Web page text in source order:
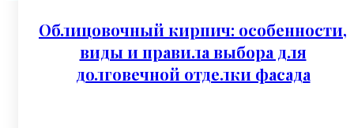
Облицовочный кирпич: особенности,
виды и правила выбора для
долговечной отделки фасада